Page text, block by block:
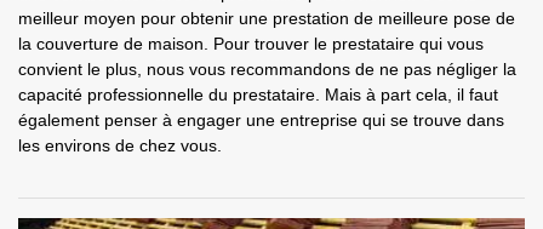
meilleur moyen pour obtenir une prestation de meilleure pose de
la couverture de maison. Pour trouver le prestataire qui vous
convient le plus, nous vous recommandons de ne pas négliger la
capacité professionnelle du prestataire. Mais à part cela, il faut
également penser à engager une entreprise qui se trouve dans
les environs de chez vous.